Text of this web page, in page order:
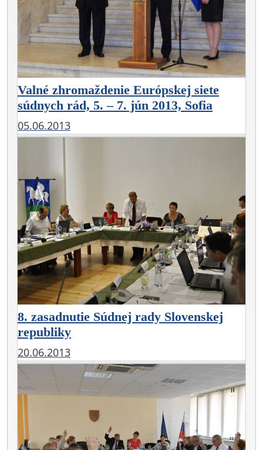
Valné zhromaždenie Európskej siete
súdnych rád, 5. – 7. jún 2013, Sofia
05.06.2013
8. zasadnutie Súdnej rady Slovenskej
republiky
20.06.2013